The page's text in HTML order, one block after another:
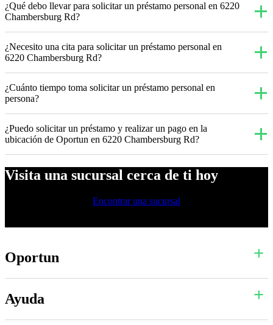
¿Qué debo llevar para solicitar un préstamo personal en 6220
Chambersburg Rd?
¿Necesito una cita para solicitar un préstamo personal en
6220 Chambersburg Rd?
¿Cuánto tiempo toma solicitar un préstamo personal en
persona?
¿Puedo solicitar un préstamo y realizar un pago en la
ubicación de Oportun en 6220 Chambersburg Rd?
Visita una sucursal cerca de ti hoy
Encontrar una sucursal
Oportun
Ayuda